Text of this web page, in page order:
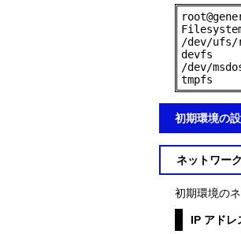
/dev/
devfs
/dev/
tmpfs
初期環境の
ネットワー
初期環境の
IP アドレ